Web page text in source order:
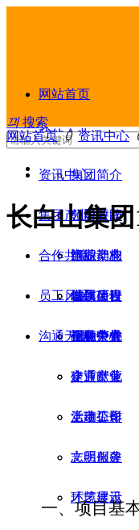
网站首页
我的企业
集团简介
领导致辞
组织架构
发展历程
企业荣誉
企业文化
党建工作
文明创建
环境建设
资讯中心
公司要闻
产业动态
信息公告
视频中心
集团产业
旅游产业
城镇建设
金融产业
交通产业
上市公司
合作共赢
合作项目
招标公告
员工风采
创先争优
建言献策
活动掠影
志愿服务
才艺展示
沟通无限
끠 搜索
网站首页 ꄲ 资讯中心
长白山集
一、项目基